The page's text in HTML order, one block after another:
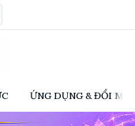
ỨNG DỤNG & ĐỔI